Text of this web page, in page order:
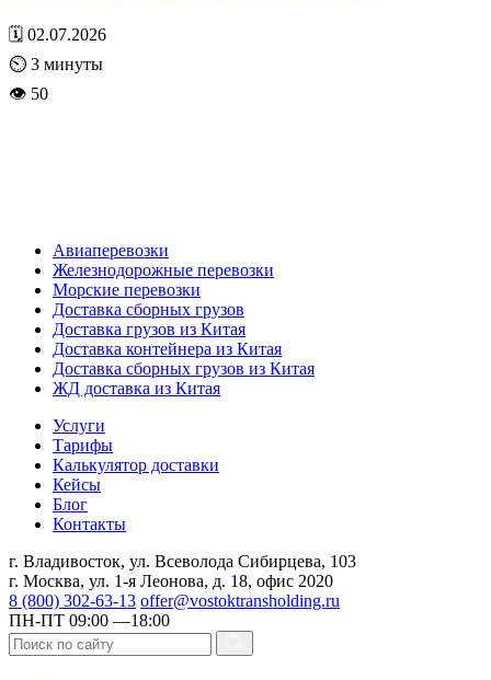
🗓 02.07.2026
⏲ 3 минуты
👁 50
Авиаперевозки
Железнодорожные перевозки
Морские перевозки
Доставка сборных грузов
Доставка грузов из Китая
Доставка контейнера из Китая
Доставка сборных грузов из Китая
ЖД доставка из Китая
Услуги
Тарифы
Калькулятор доставки
Кейсы
Блог
Контакты
г. Владивосток, ул. Всеволода Сибирцева, 103
г. Москва, ул. 1-я Леонова, д. 18, офис 2020
8 (800) 302-63-13 offer@vostoktransholding.ru
ПН-ПТ 09:00 —18:00